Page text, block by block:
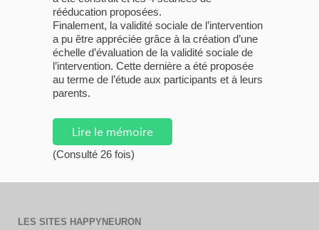
rééducation proposées.
Finalement, la validité sociale de l’intervention
a pu être appréciée grâce à la création d’une
échelle d’évaluation de la validité sociale de
l’intervention. Cette dernière a été proposée
au terme de l’étude aux participants et à leurs
parents.
Lire le mémoire
(Consulté 26 fois)
LES SITES HAPPYNEURON